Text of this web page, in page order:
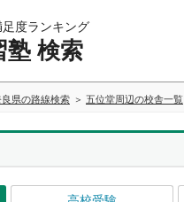
度ランキング
塾 検索
良県の路線検索 五位堂周辺の校舎一覧